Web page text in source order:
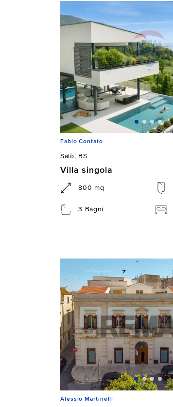
Fabio Contato
Salò, BS
Villa singola
800 mq
3 Bagni
Alessio Martinelli